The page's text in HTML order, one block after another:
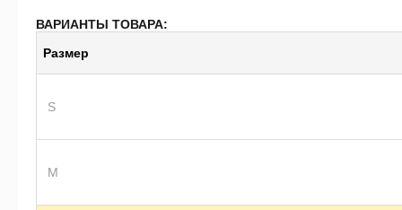
ВАРИАНТЫ ТОВАРА:
Размер
S
M